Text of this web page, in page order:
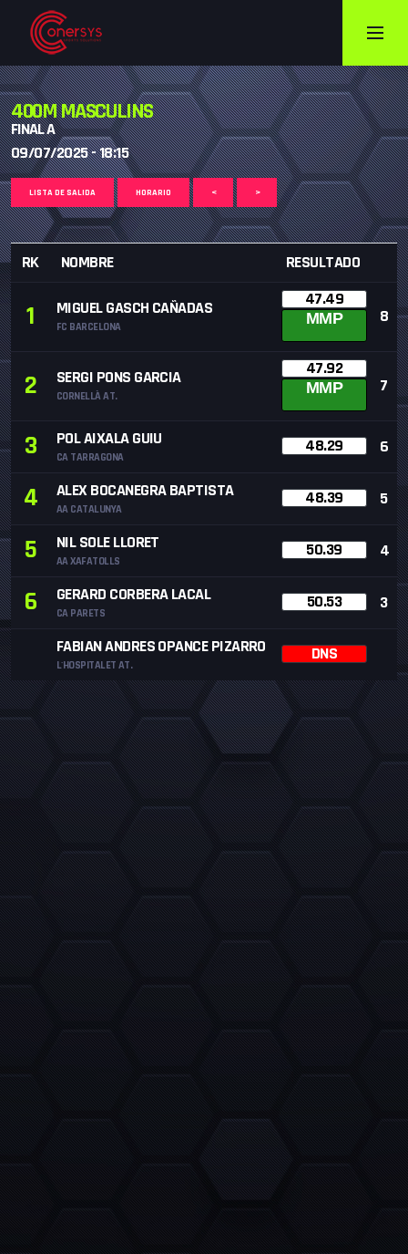
400M MASCULINS
FINAL A
09/07/2025 - 18:15
LISTA DE SALIDA HORARIO < >
RK NOMBRE RESULTADO
1 MIGUEL GASCH CAÑADAS
FC BARCELONA
47.49
MMP 8
2 SERGI PONS GARCIA
CORNELLÀ AT.
47.92
MMP 7
3 POL AIXALA GUIU
CA TARRAGONA
48.29 6
4 ALEX BOCANEGRA BAPTISTA
AA CATALUNYA
48.39 5
5 NIL SOLE LLORET
AA XAFATOLLS
50.39 4
6 GERARD CORBERA LACAL
CA PARETS
50.53 3
FABIAN ANDRES OPANCE PIZARRO
L'HOSPITALET AT.
DNS